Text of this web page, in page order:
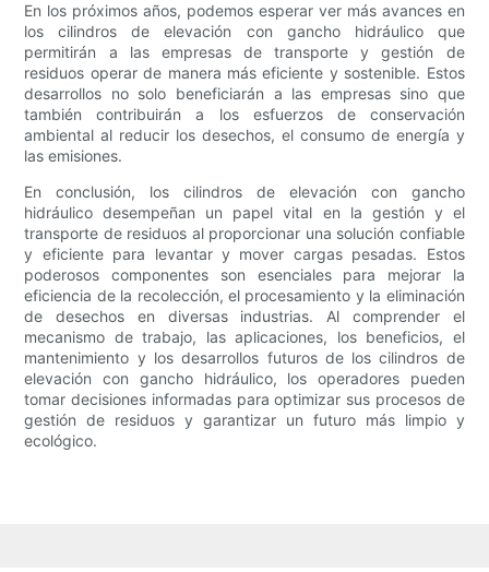
En los próximos años, podemos esperar ver más avances en
los cilindros de elevación con gancho hidráulico que
permitirán a las empresas de transporte y gestión de
residuos operar de manera más eficiente y sostenible. Estos
desarrollos no solo beneficiarán a las empresas sino que
también contribuirán a los esfuerzos de conservación
ambiental al reducir los desechos, el consumo de energía y
las emisiones.
En conclusión, los cilindros de elevación con gancho
hidráulico desempeñan un papel vital en la gestión y el
transporte de residuos al proporcionar una solución confiable
y eficiente para levantar y mover cargas pesadas. Estos
poderosos componentes son esenciales para mejorar la
eficiencia de la recolección, el procesamiento y la eliminación
de desechos en diversas industrias. Al comprender el
mecanismo de trabajo, las aplicaciones, los beneficios, el
mantenimiento y los desarrollos futuros de los cilindros de
elevación con gancho hidráulico, los operadores pueden
tomar decisiones informadas para optimizar sus procesos de
gestión de residuos y garantizar un futuro más limpio y
ecológico.